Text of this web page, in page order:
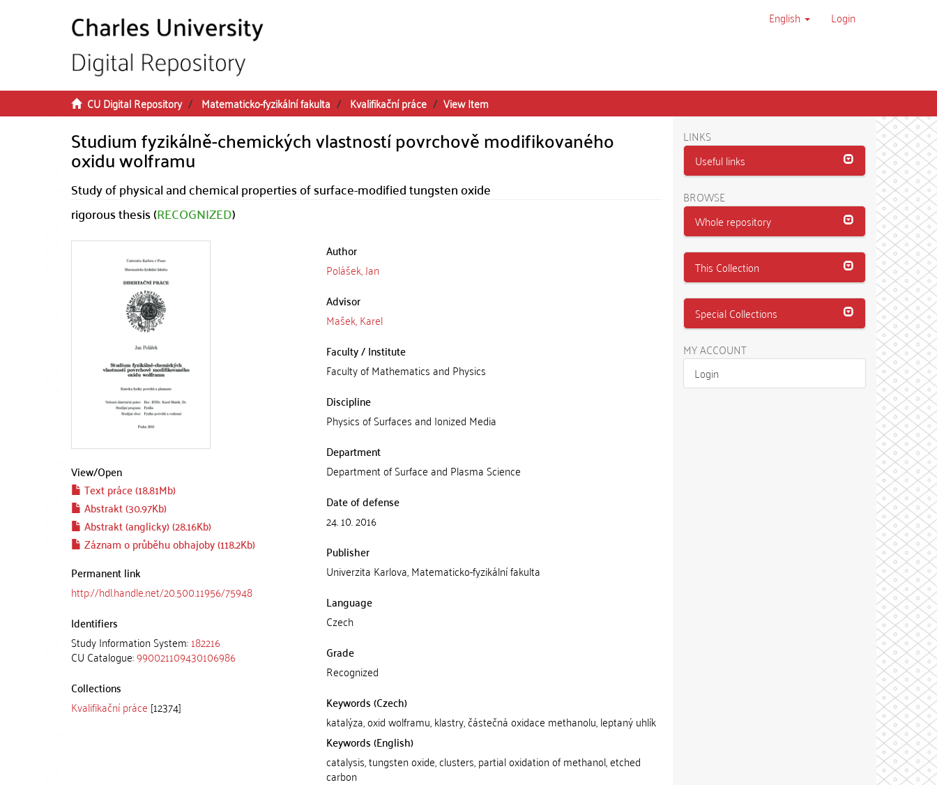
English Login
CU Digital Repository Matematicko-fyzikální fakulta Kvalifikační práce View Item
Studium fyzikálně-chemických vlastností povrchově modifikovaného
oxidu wolframu
Study of physical and chemical properties of surface-modified tungsten oxide
rigorous thesis (RECOGNIZED)
View/Open
Text práce (18.81Mb)
Abstrakt (30.97Kb)
Abstrakt (anglicky) (28.16Kb)
Záznam o průběhu obhajoby (118.2Kb)
Permanent link
http://hdl.handle.net/20.500.11956/75948
Identifiers
Study Information System:182216
CU Catalogue:990021109430106986
Collections
Kvalifikační práce [12374]
Author
Polášek, Jan
Advisor
Mašek, Karel
Faculty / Institute
Faculty of Mathematics and Physics
Discipline
Physics of Surfaces and Ionized Media
Department
Department of Surface and Plasma Science
Date of defense
24. 10. 2016
Publisher
Univerzita Karlova, Matematicko-fyzikální fakulta
Language
Czech
Grade
Recognized
Keywords (Czech)
katalýza, oxid wolframu, klastry, částečná oxidace methanolu, leptaný uhlík
Keywords (English)
catalysis, tungsten oxide, clusters, partial oxidation of methanol, etched
carbon
LINKS
Useful links
BROWSE
Whole repository
This Collection
Special Collections
MY ACCOUNT
Login